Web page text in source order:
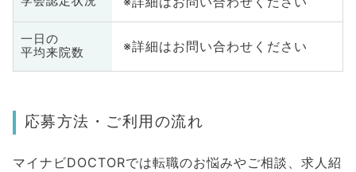
一日の
平均来院数
※詳細はお問い合わせください
応募方法・ご利用の流れ
マイナビDOCTORでは転職のお悩みやご相談、求人紹